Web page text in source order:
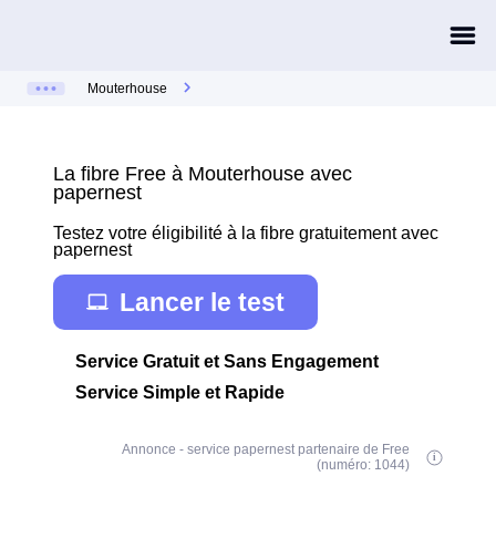
Mouterhouse
La fibre Free à Mouterhouse avec
papernest
Testez votre éligibilité à la fibre gratuitement avec
papernest
Lancer le test
Service Gratuit et Sans Engagement
Service Simple et Rapide
Annonce - service papernest partenaire de Free
(numéro: 1044)